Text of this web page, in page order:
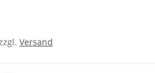
Versand